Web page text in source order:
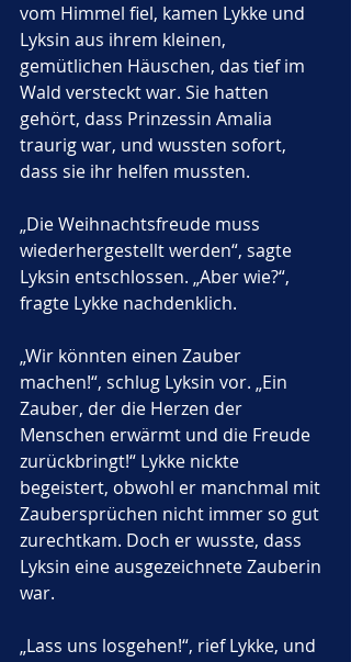
vom Himmel fiel, kamen Lykke und
Lyksin aus ihrem kleinen,
gemütlichen Häuschen, das tief im
Wald versteckt war. Sie hatten
gehört, dass Prinzessin Amalia
traurig war, und wussten sofort,
dass sie ihr helfen mussten.
„Die Weihnachtsfreude muss
wiederhergestellt werden“, sagte
Lyksin entschlossen. „Aber wie?“,
fragte Lykke nachdenklich.
„Wir könnten einen Zauber
machen!“, schlug Lyksin vor. „Ein
Zauber, der die Herzen der
Menschen erwärmt und die Freude
zurückbringt!“ Lykke nickte
begeistert, obwohl er manchmal mit
Zaubersprüchen nicht immer so gut
zurechtkam. Doch er wusste, dass
Lyksin eine ausgezeichnete Zauberin
war.
„Lass uns losgehen!“, rief Lykke, und